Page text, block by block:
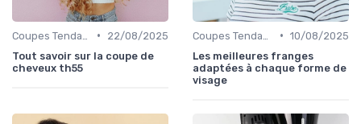
•
22/08/2025
Tout savoir sur la coupe de
cheveux th55
• 10/08/2025
Les meilleures franges
adaptées à chaque forme de
visage